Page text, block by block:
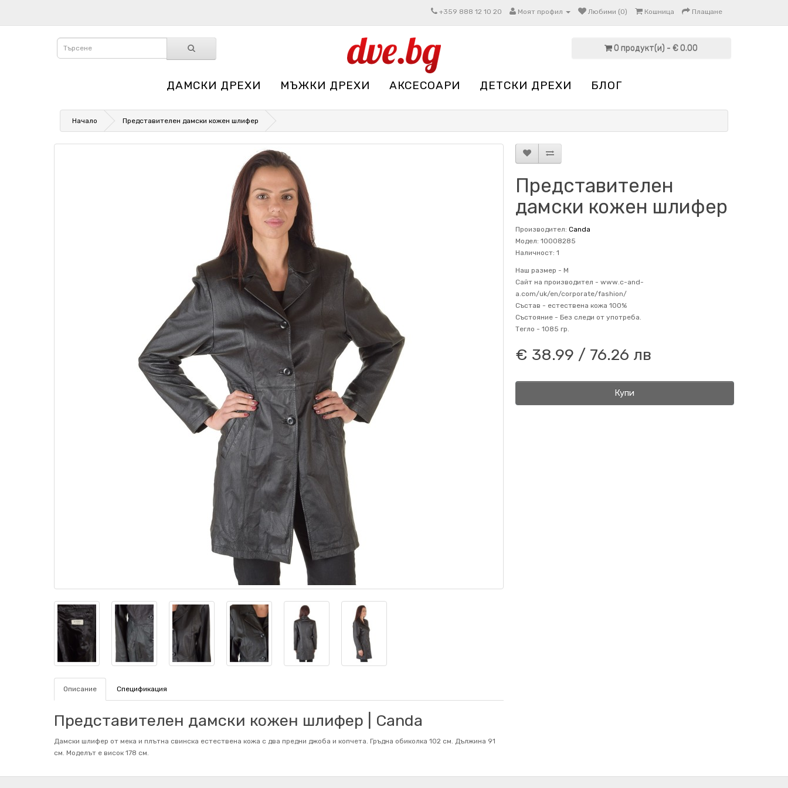
+359 888 12 10 20 Моят профил Любими (0) Кошница Плащане
0 продукт(и) - € 0.00
ДАМСКИ ДРЕХИ МЪЖКИ ДРЕХИ АКСЕСОАРИ ДЕТСКИ ДРЕХИ БЛОГ
Начало Представителен дамски кожен шлифер
Описание Спецификация
Представителен дамски кожен шлифер | Canda
Дамски шлифер от мека и плътна свинска естествена кожа с два предни джоба и копчета. Гръдна обиколка 102 см. Дължина 91
см. Mоделът е висок 178 см.
Представителен
дамски кожен шлифер
Производител: Canda
Модел: 10008285
Наличност: 1
Наш размер - M
Сайт на производител - www.c-and-
a.com/uk/en/corporate/fashion/
Състав - естествена кожа 100%
Състояние - Без следи от употреба.
Тегло - 1085 гр.
€ 38.99 / 76.26 лв
Купи